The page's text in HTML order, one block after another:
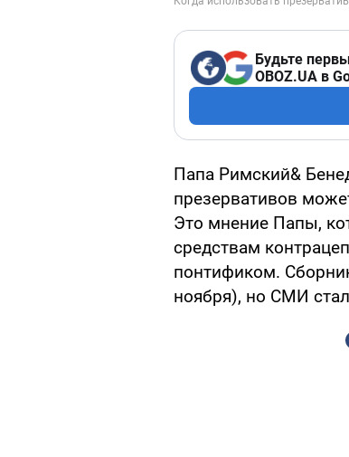
Будьте
OBOZ.UA в
Папа Римский&
презервативов
Это мнение Папы,
средствам
понтификом.
ноября), но СМИ